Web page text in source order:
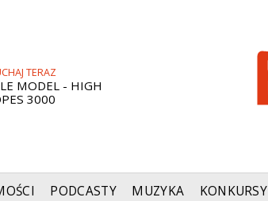
TERAZ
MODEL - HIGH
3000
PODCASTY MUZYKA KONKURSY